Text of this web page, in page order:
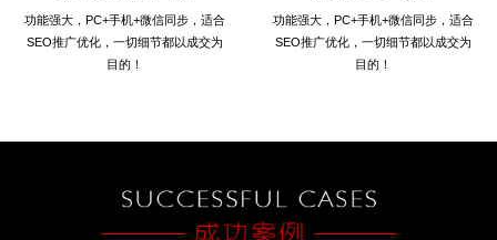
功能强大，PC+手机+微信同步，适合
SEO推广优化，一切细节都以成交为
目的！
功能强大，PC+手机+微信同步，适合
SEO推广优化，一切细节都以成交为
目的！